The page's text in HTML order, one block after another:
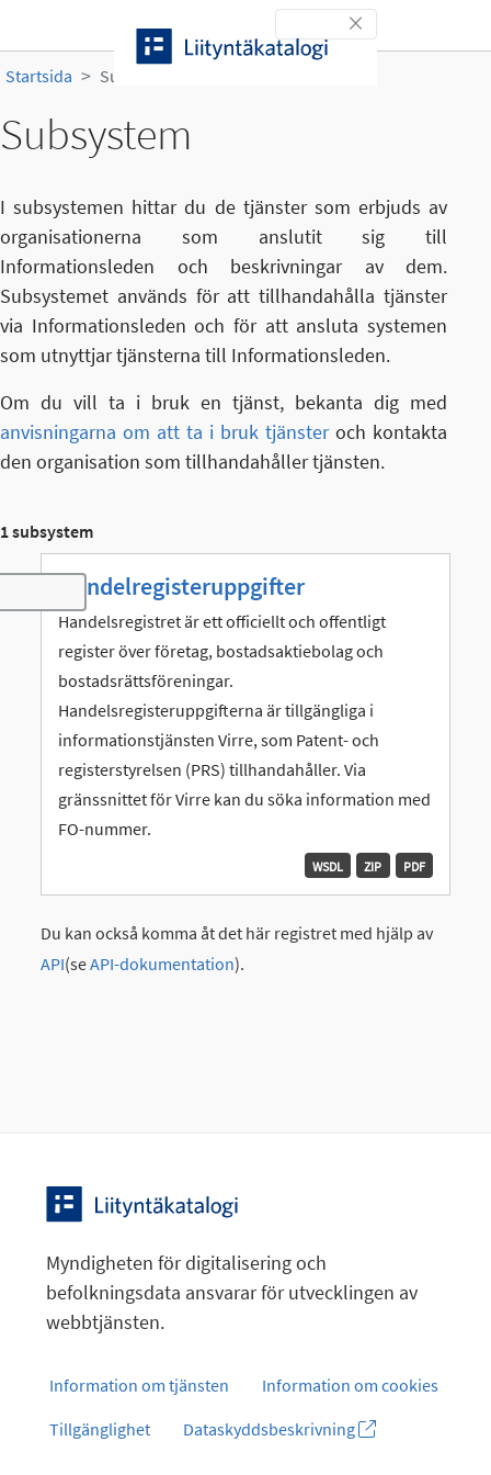
Toggle navigation
Startsida Subsystem
Subsystem
I subsystemen hittar du de tjänster som erbjuds av
organisationerna som anslutit sig till
Informationsleden och beskrivningar av dem.
Subsystemet används för att tillhandahålla tjänster
via Informationsleden och för att ansluta systemen
som utnyttjar tjänsterna till Informationsleden.
Om du vill ta i bruk en tjänst, bekanta dig med
anvisningarna om att ta i bruk tjänsteroch kontakta
den organisation som tillhandahåller tjänsten.
1 subsystem
Toggle navigation
Handelregisteruppgifter
Handelsregistret är ett officiellt och offentligt
register över företag, bostadsaktiebolag och
bostadsrättsföreningar.
Handelsregisteruppgifterna är tillgängliga i
informationstjänsten Virre, som Patent- och
registerstyrelsen (PRS) tillhandahåller. Via
gränssnittet för Virre kan du söka information med
FO-nummer.
PDF
ZIP
WSDL
Du kan också komma åt det här registret med hjälp av
API(seAPI-dokumentation).
Myndigheten för digitalisering och
befolkningsdata ansvarar för utvecklingen av
webbtjänsten.
Information om tjänsten
Information om cookies
Tillgänglighet
Dataskyddsbeskrivning